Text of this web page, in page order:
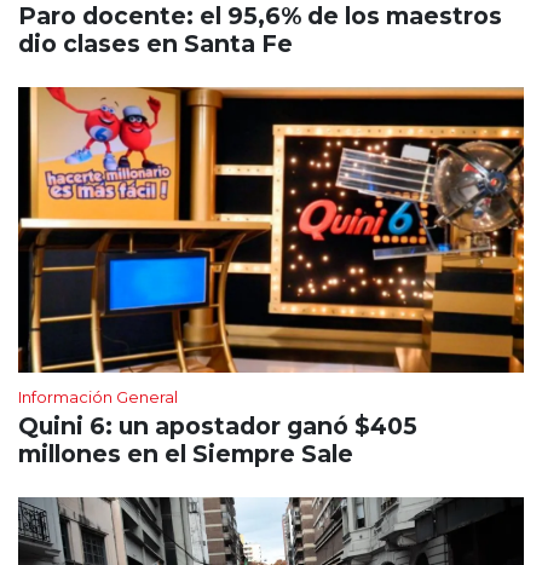
Paro docente: el 95,6% de los maestros
dio clases en Santa Fe
Información General
Quini 6: un apostador ganó $405
millones en el Siempre Sale